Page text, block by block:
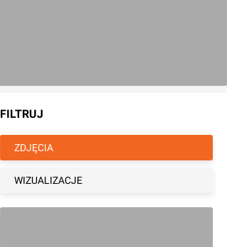
FILTRUJ
ZDJĘCIA
WIZUALIZACJE